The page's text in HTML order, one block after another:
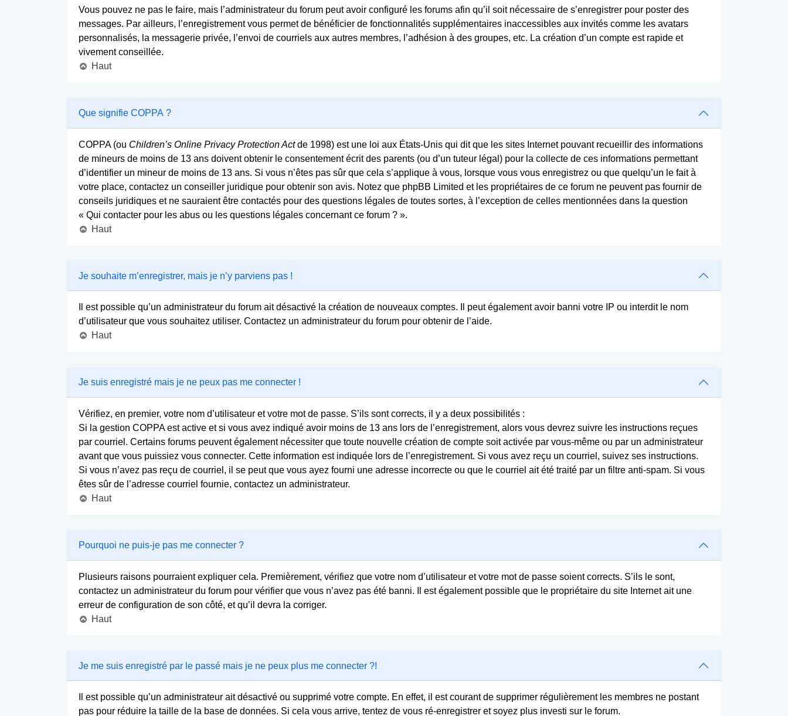
Vous pouvez ne pas le faire, mais l’administrateur du forum peut avoir configuré les forums afin qu’il soit nécessaire de s’enregistrer pour poster des
messages. Par ailleurs, l’enregistrement vous permet de bénéficier de fonctionnalités supplémentaires inaccessibles aux invités comme les avatars
personnalisés, la messagerie privée, l’envoi de courriels aux autres membres, l’adhésion à des groupes, etc. La création d’un compte est rapide et
vivement conseillée.
Haut
Que signifie COPPA ?
COPPA (ou Children’s Online Privacy Protection Actde 1998) est une loi aux États-Unis qui dit que les sites Internet pouvant recueillir des informations
de mineurs de moins de 13 ans doivent obtenir le consentement écrit des parents (ou d’un tuteur légal) pour la collecte de ces informations permettant
d’identifier un mineur de moins de 13 ans. Si vous n’êtes pas sûr que cela s’applique à vous, lorsque vous vous enregistrez ou que quelqu’un le fait à
votre place, contactez un conseiller juridique pour obtenir son avis. Notez que phpBB Limited et les propriétaires de ce forum ne peuvent pas fournir de
conseils juridiques et ne sauraient être contactés pour des questions légales de toutes sortes, à l’exception de celles mentionnées dans la question
« Qui contacter pour les abus ou les questions légales concernant ce forum ? ».
Haut
Je souhaite m’enregistrer, mais je n’y parviens pas !
Il est possible qu’un administrateur du forum ait désactivé la création de nouveaux comptes. Il peut également avoir banni votre IP ou interdit le nom
d’utilisateur que vous souhaitez utiliser. Contactez un administrateur du forum pour obtenir de l’aide.
Haut
Je suis enregistré mais je ne peux pas me connecter !
Vérifiez, en premier, votre nom d’utilisateur et votre mot de passe. S’ils sont corrects, il y a deux possibilités :
Si la gestion COPPA est active et si vous avez indiqué avoir moins de 13 ans lors de l’enregistrement, alors vous devrez suivre les instructions reçues
par courriel. Certains forums peuvent également nécessiter que toute nouvelle création de compte soit activée par vous-même ou par un administrateur
avant que vous puissiez vous connecter. Cette information est indiquée lors de l’enregistrement. Si vous avez reçu un courriel, suivez ses instructions.
Si vous n’avez pas reçu de courriel, il se peut que vous ayez fourni une adresse incorrecte ou que le courriel ait été traité par un filtre anti-spam. Si vous
êtes sûr de l’adresse courriel fournie, contactez un administrateur.
Haut
Pourquoi ne puis-je pas me connecter ?
Plusieurs raisons pourraient expliquer cela. Premièrement, vérifiez que votre nom d’utilisateur et votre mot de passe soient corrects. S’ils le sont,
contactez un administrateur du forum pour vérifier que vous n’avez pas été banni. Il est également possible que le propriétaire du site Internet ait une
erreur de configuration de son côté, et qu’il devra la corriger.
Haut
Je me suis enregistré par le passé mais je ne peux plus me connecter ?!
Il est possible qu’un administrateur ait désactivé ou supprimé votre compte. En effet, il est courant de supprimer régulièrement les membres ne postant
pas pour réduire la taille de la base de données. Si cela vous arrive, tentez de vous ré-enregistrer et soyez plus investi sur le forum.